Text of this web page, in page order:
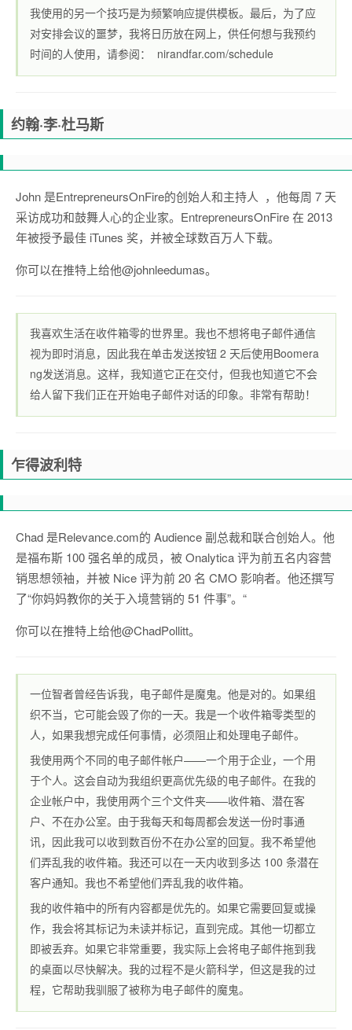
我使用的另一个技巧是为频繁响应提供模板。最后，为了应
对安排会议的噩梦，我将日历放在网上，供任何想与我预约
时间的人使用，请参阅： nirandfar.com/schedule
约翰·李·杜马斯
John 是EntrepreneursOnFire的创始人和主持人 ，他每周 7 天
采访成功和鼓舞人心的企业家。EntrepreneursOnFire 在 2013
年被授予最佳 iTunes 奖，并被全球数百万人下载。
你可以在推特上给他@johnleedumas。
我喜欢生活在收件箱零的世界里。我也不想将电子邮件通信
视为即时消息，因此我在单击发送按钮 2 天后使用Boomera
ng发送消息。 这样，我知道它正在交付，但我也知道它不会
给人留下我们正在开始电子邮件对话的印象。非常有帮助！
乍得波利特
Chad 是Relevance.com的 Audience 副总裁和联合创始人。他
是福布斯 100 强名单的成员，被 Onalytica 评为前五名内容营
销思想领袖，并被 Nice 评为前 20 名 CMO 影响者。他还撰写
了“你妈妈教你的关于入境营销的 51 件事”。 “
你可以在推特上给他@ChadPollitt。
一位智者曾经告诉我，电子邮件是魔鬼。他是对的。如果组
织不当，它可能会毁了你的一天。我是一个收件箱零类型的
人，如果我想完成任何事情，必须阻止和处理电子邮件。
我使用两个不同的电子邮件帐户——一个用于企业，一个用
于个人。这会自动为我组织更高优先级的电子邮件。在我的
企业帐户中，我使用两个三个文件夹——收件箱、潜在客
户、不在办公室。由于我每天和每周都会发送一份时事通
讯，因此我可以收到数百份不在办公室的回复。我不希望他
们弄乱我的收件箱。我还可以在一天内收到多达 100 条潜在
客户通知。我也不希望他们弄乱我的收件箱。
我的收件箱中的所有内容都是优先的。如果它需要回复或操
作，我会将其标记为未读并标记，直到完成。其他一切都立
即被丢弃。如果它非常重要，我实际上会将电子邮件拖到我
的桌面以尽快解决。我的过程不是火箭科学，但这是我的过
程，它帮助我驯服了被称为电子邮件的魔鬼。